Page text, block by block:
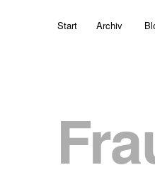
Start Archiv